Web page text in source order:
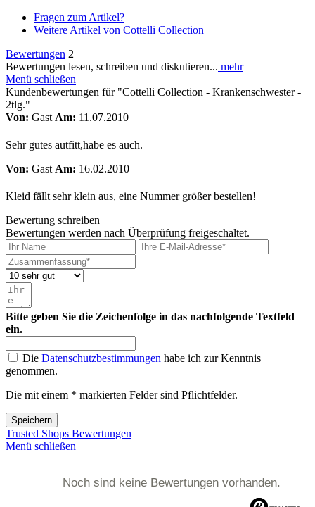
Fragen zum Artikel?
Weitere Artikel von Cottelli Collection
Bewertungen 2
Bewertungen lesen, schreiben und diskutieren... mehr
Menü schließen
Kundenbewertungen für "Cottelli Collection - Krankenschwester -
2tlg."
Von: Gast Am: 11.07.2010
Sehr gutes autfitt,habe es auch.
Von: Gast Am: 16.02.2010
Kleid fällt sehr klein aus, eine Nummer größer bestellen!
Bewertung schreiben
Bewertungen werden nach Überprüfung freigeschaltet.
Bitte geben Sie die Zeichenfolge in das nachfolgende Textfeld
ein.
Die Datenschutzbestimmungen habe ich zur Kenntnis
genommen.
Die mit einem * markierten Felder sind Pflichtfelder.
Speichern
Trusted Shops Bewertungen
Menü schließen
Noch sind keine Bewertungen vorhanden.